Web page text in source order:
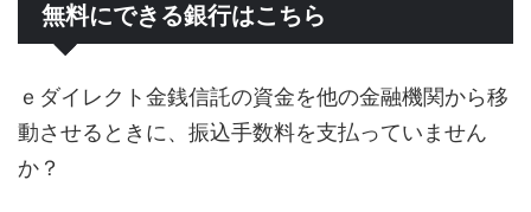
無料にできる銀行はこちら
ｅダイレクト金銭信託の資金を他の金融機関から移
動させるときに、振込手数料を支払っていません
か？